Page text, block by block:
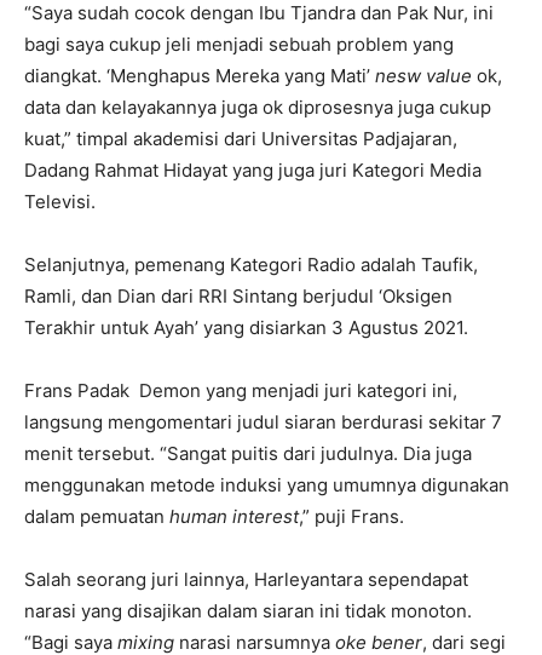
“Saya sudah cocok dengan Ibu Tjandra dan Pak Nur, ini
bagi saya cukup jeli menjadi sebuah problem yang
diangkat. ‘Menghapus Mereka yang Mati’ nesw value ok,
data dan kelayakannya juga ok diprosesnya juga cukup
kuat,” timpal akademisi dari Universitas Padjajaran,
Dadang Rahmat Hidayat yang juga juri Kategori Media
Televisi.
Selanjutnya, pemenang Kategori Radio adalah Taufik,
Ramli, dan Dian dari RRI Sintang berjudul ‘Oksigen
Terakhir untuk Ayah’ yang disiarkan 3 Agustus 2021.
Frans Padak Demon yang menjadi juri kategori ini,
langsung mengomentari judul siaran berdurasi sekitar 7
menit tersebut. “Sangat puitis dari judulnya. Dia juga
menggunakan metode induksi yang umumnya digunakan
dalam pemuatan human interest,” puji Frans.
Salah seorang juri lainnya, Harleyantara sependapat
narasi yang disajikan dalam siaran ini tidak monoton.
“Bagi saya mixing narasi narsumnya oke bener, dari segi